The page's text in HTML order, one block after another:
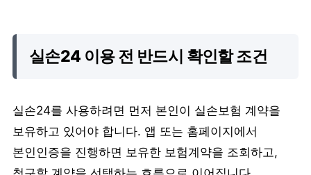
실손24 이용 전 반드시 확인할 조건
실손24를 사용하려면 먼저 본인이 실손보험 계약을
보유하고 있어야 합니다. 앱 또는 홈페이지에서
본인인증을 진행하면 보유한 보험계약을 조회하고,